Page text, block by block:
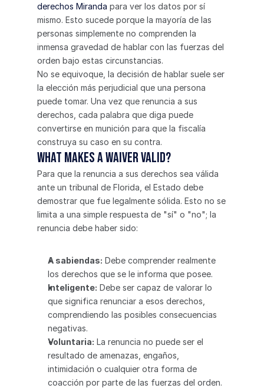
derechos Miranda para ver los datos por sí
mismo. Esto sucede porque la mayoría de las
personas simplemente no comprenden la
inmensa gravedad de hablar con las fuerzas del
orden bajo estas circunstancias.
No se equivoque, la decisión de hablar suele ser
la elección más perjudicial que una persona
puede tomar. Una vez que renuncia a sus
derechos, cada palabra que diga puede
convertirse en munición para que la fiscalía
construya su caso en su contra.
What Makes a Waiver Valid?
Para que la renuncia a sus derechos sea válida
ante un tribunal de Florida, el Estado debe
demostrar que fue legalmente sólida. Esto no se
limita a una simple respuesta de "sí" o "no"; la
renuncia debe haber sido:
A sabiendas: Debe comprender realmente
los derechos que se le informa que posee.
Inteligente: Debe ser capaz de valorar lo
que significa renunciar a esos derechos,
comprendiendo las posibles consecuencias
negativas.
Voluntaria: La renuncia no puede ser el
resultado de amenazas, engaños,
intimidación o cualquier otra forma de
coacción por parte de las fuerzas del orden.